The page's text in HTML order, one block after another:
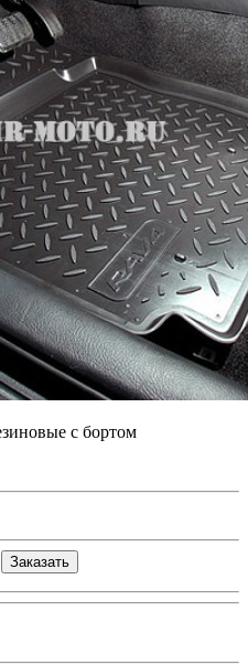
с бортом
Заказать